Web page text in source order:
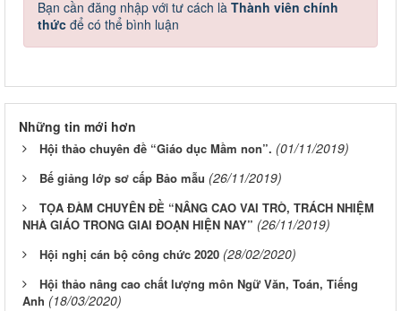
Bạn cần đăng nhập với tư cách là Thành viên chính
thức để có thể bình luận
Những tin mới hơn
Hội thảo chuyên đề “Giáo dục Mầm non”. (01/11/2019)
Bế giảng lớp sơ cấp Bảo mẫu (26/11/2019)
TỌA ĐÀM CHUYÊN ĐỀ “NÂNG CAO VAI TRÒ, TRÁCH NHIỆM
NHÀ GIÁO TRONG GIAI ĐOẠN HIỆN NAY” (26/11/2019)
Hội nghị cán bộ công chức 2020 (28/02/2020)
Hội thảo nâng cao chất lượng môn Ngữ Văn, Toán, Tiếng
Anh (18/03/2020)